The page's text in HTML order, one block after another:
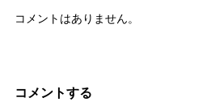
コメントはありません。
コメントする